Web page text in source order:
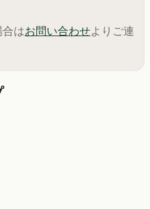
はお問い合わせよりご連